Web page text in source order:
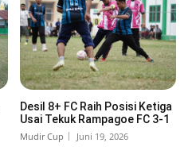
Desil 8+ FC Raih Posisi Ketiga
Usai Tekuk Rampagoe FC 3-1
Mudir Cup Juni 19, 2026